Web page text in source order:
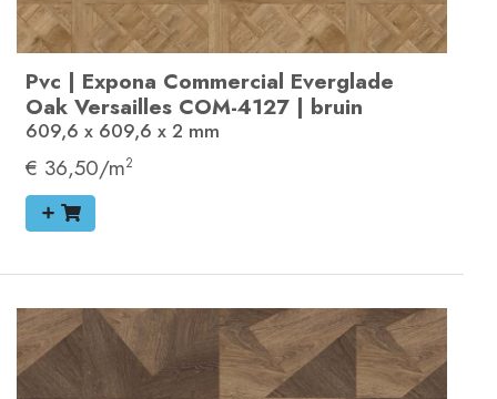
Pvc | Expona Commercial Everglade
Oak Versailles COM-4127 | bruin
609,6 x 609,6 x 2 mm
€ 36,50/m2